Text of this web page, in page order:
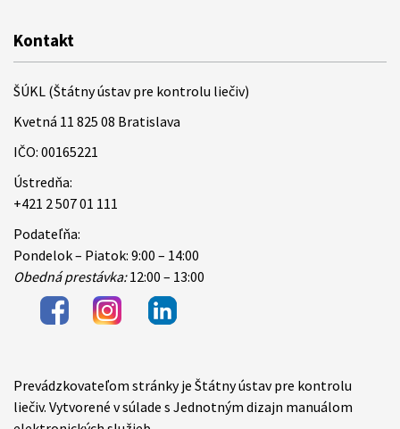
Kontakt
ŠÚKL (Štátny ústav pre kontrolu liečiv)
Kvetná 11 825 08 Bratislava
IČO: 00165221
Ústredňa:
+421 2 507 01 111
Podateľňa:
Pondelok – Piatok: 9:00 – 14:00
Obedná prestávka:12:00 – 13:00
Items
Prevádzkovateľom stránky je Štátny ústav pre kontrolu
liečiv. Vytvorené v súlade s Jednotným dizajn manuálom